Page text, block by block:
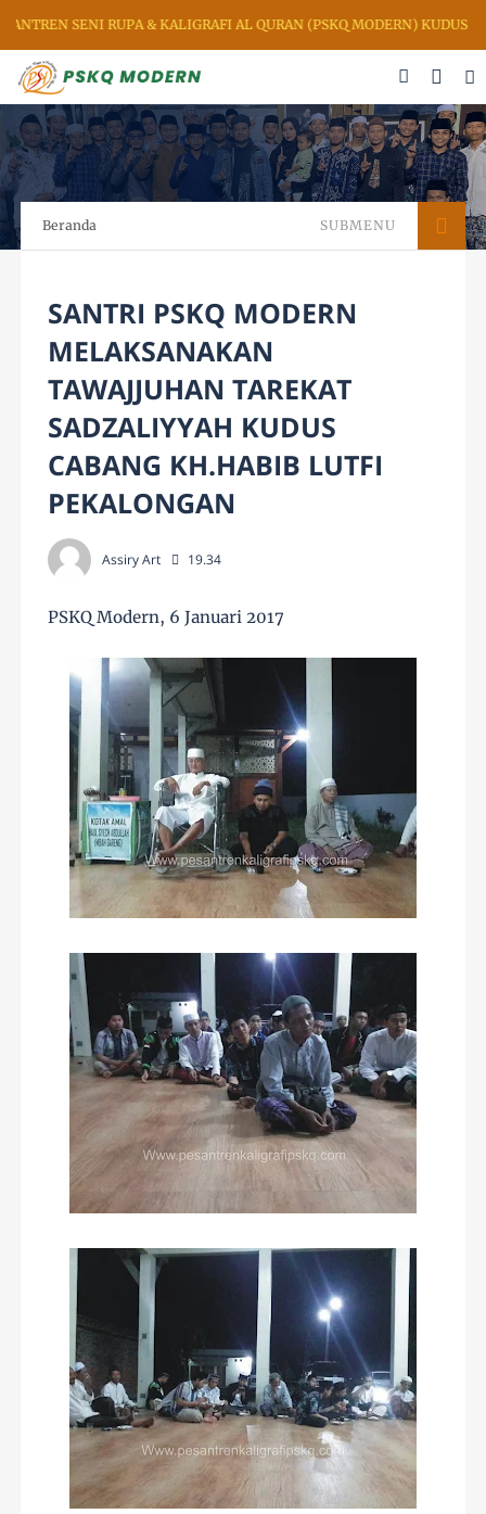
SENI RUPA & KALIGRAFI AL QURAN (PSKQ MODERN) KUDUS
Beranda SUBMENU
SANTRI PSKQ MODERN
MELAKSANAKAN
TAWAJJUHAN TAREKAT
SADZALIYYAH KUDUS
CABANG KH.HABIB LUTFI
PEKALONGAN
Assiry Art 19.34
PSKQ Modern, 6 Januari 2017